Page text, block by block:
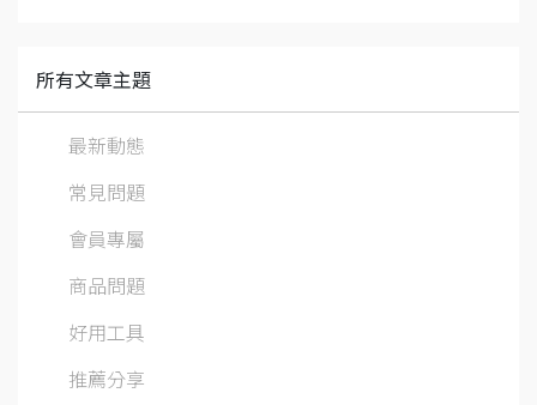
所有文章主題
最新動態
常見問題
會員專屬
商品問題
好用工具
推薦分享